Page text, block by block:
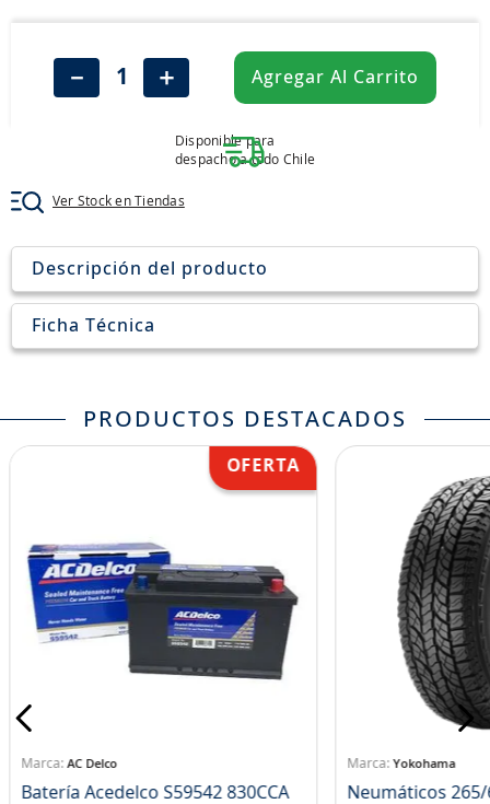
＋
－ Agregar Al Carrito
Disponible para
despacho a todo Chile
Ver Stock en Tiendas
Descripción del producto
Ficha Técnica
PRODUCTOS DESTACADOS
AC Delco
Batería Acedelco S59542 830CCA
Yokohama
Neumáticos 265/
255